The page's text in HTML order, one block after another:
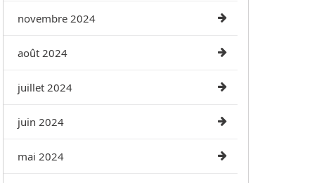
novembre 2024
août 2024
juillet 2024
juin 2024
mai 2024